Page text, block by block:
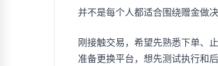
并不是每个人都适合围绕赠金做
刚接触交易，希望先熟悉下单、
准备更换平台，想先测试执行和